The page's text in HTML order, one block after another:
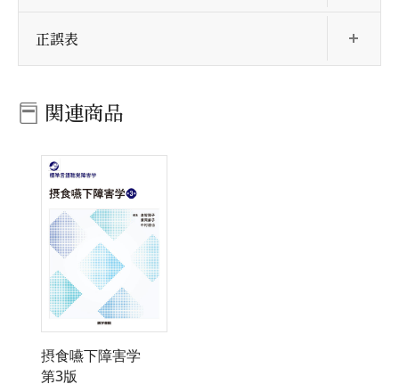
正誤表
関連商品
摂食嚥下障害学
第3版